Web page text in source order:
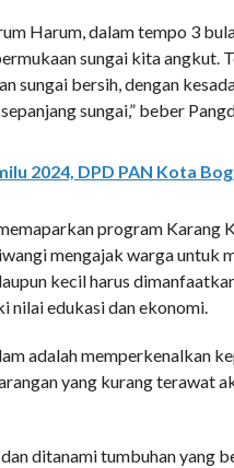
Harum, dalam tempo 3
sungai kita angkut.
sungai bersih, dengan
sungai,” beber
2024, DPD PAN Kota
program Karang
mengajak warga untuk
kecil harus
nilai edukasi dan ekonomi.
adalah memperkenalkan
yang kurang terawat
ditanami tumbuhan yang